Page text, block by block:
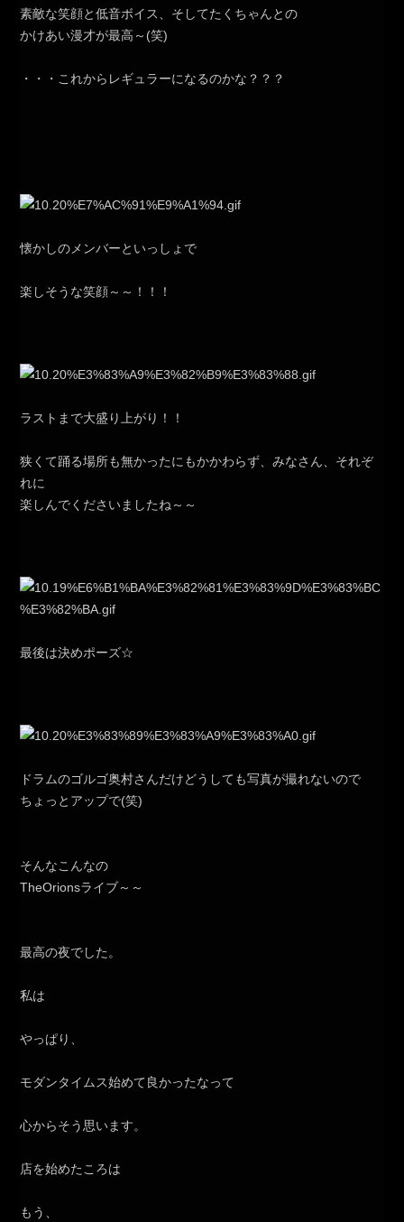
素敵な笑顔と低音ボイス、そしてたくちゃんとの
かけあい漫才が最高～(笑)
・・・これからレギュラーになるのかな？？？
懐かしのメンバーといっしょで
楽しそうな笑顔～～！！！
ラストまで大盛り上がり！！
狭くて踊る場所も無かったにもかかわらず、みなさん、それぞ
れに
楽しんでくださいましたね～～
最後は決めポーズ☆
ドラムのゴルゴ奥村さんだけどうしても写真が撮れないので
ちょっとアップで(笑)
そんなこんなの
TheOrionsライブ～～
最高の夜でした。
私は
やっぱり、
モダンタイムス始めて良かったなって
心からそう思います。
店を始めたころは
もう、